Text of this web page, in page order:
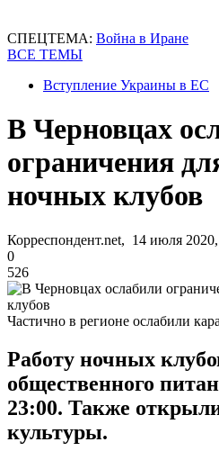
СПЕЦТЕМА: Война в Иране
ВСЕ ТЕМЫ
Вступление Украины в ЕС
В Черновцах
ограничения
ночных клубов
Корреспондент.net, 14 июля
0
526
Частично в регионе ослабили
Работу ночных
общественного
23:00. Также
культуры.